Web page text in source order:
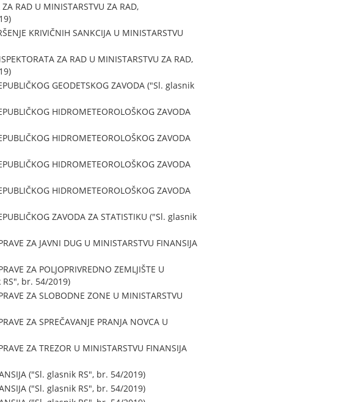
ZA RAD U MINISTARSTVU ZA RAD,
KRIVIČNIH SANKCIJA U MINISTARSTVU
ZA RAD U MINISTARSTVU ZA RAD,
GEODETSKOG ZAVODA ("Sl. glasnik
HIDROMETEOROLOŠKOG ZAVODA
HIDROMETEOROLOŠKOG ZAVODA
HIDROMETEOROLOŠKOG ZAVODA
HIDROMETEOROLOŠKOG ZAVODA
ZAVODA ZA STATISTIKU ("Sl. glasnik
ZA JAVNI DUG U MINISTARSTVU FINANSIJA
ZA POLJOPRIVREDNO ZEMLJIŠTE U
RS", br. 54/2019)
ZA SLOBODNE ZONE U MINISTARSTVU
ZA SPREČAVANJE PRANJA NOVCA U
ZA TREZOR U MINISTARSTVU FINANSIJA
("Sl. glasnik RS", br. 54/2019)
("Sl. glasnik RS", br. 54/2019)